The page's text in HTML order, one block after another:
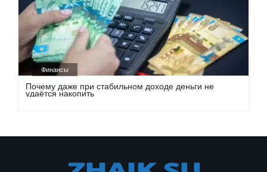
Финансы
Почему даже при стабильном доходе деньги не
удаётся накопить